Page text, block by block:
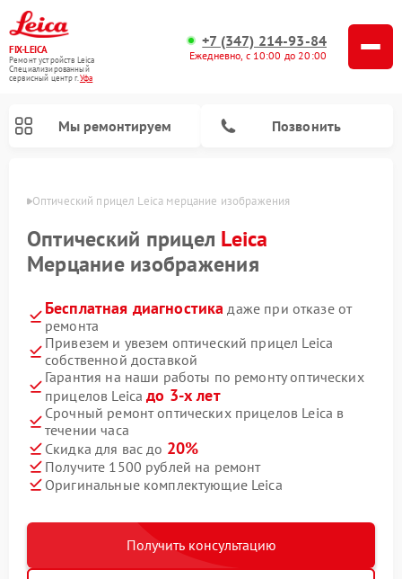
FIX-LEICA
Ремонт устройств Leica
Специализированный
cервисный центр г.Уфа
+7 (347) 214-93-84
Ежедневно, с 10:00 до 20:00
Мы ремонтируем Позвонить
Оптический прицел Leica мерцание изображения
Оптический прицел Leica
Мерцание изображения
Бесплатная диагностика даже при отказе от
ремонта
Привезем и увезем оптический прицел Leica
собственной доставкой
Гарантия на наши работы по ремонту оптических
прицелов Leicaдо 3-х лет
Срочный ремонт оптических прицелов Leica в
течении часа
Скидка для вас до 20%
Получите 1500 рублей на ремонт
Оригинальные комплектующие Leica
Получить консультацию